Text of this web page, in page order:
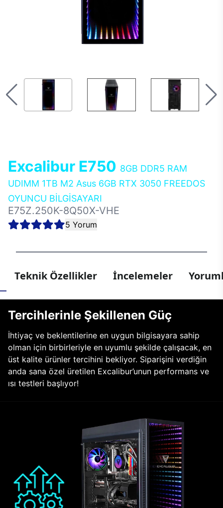
Excalibur E750 8GB DDR5 RAM
UDIMM 1TB M2 Asus 6GB RTX 3050 FREEDOS
OYUNCU BİLGİSAYARI
E75Z.250K-8Q50X-VHE
5 Yorum
Teknik Özellikler İncelemeler
Tercihlerinle Şekillenen Güç
İhtiyaç ve beklentilerine en uygun bilgisayara sahip
olman için birbirleriyle en uyumlu şekilde çalışacak, en
üst kalite ürünler tercihini bekliyor. Siparişini verdiğin
anda sana özel üretilen Excalibur’unun performans ve
ısı testleri başlıyor!